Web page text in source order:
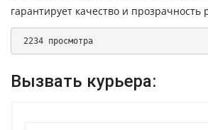
гарантирует качество и прозрачность
2234 просмотра
Вызвать курьера: